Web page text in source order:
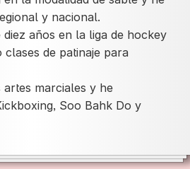
y nacional.
diez años en la liga de hockey
de patinaje para
marciales y he
Soo Bahk Do y